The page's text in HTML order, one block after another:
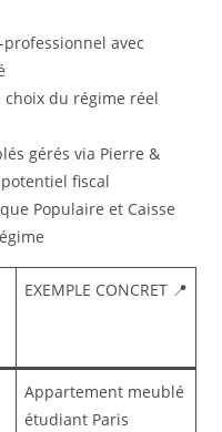
avec
choix du régime réel
gérés via Pierre &
fiscal
Populaire et Caisse
EXEMPLE CONCRET 📍
Appartement meublé
étudiant Paris